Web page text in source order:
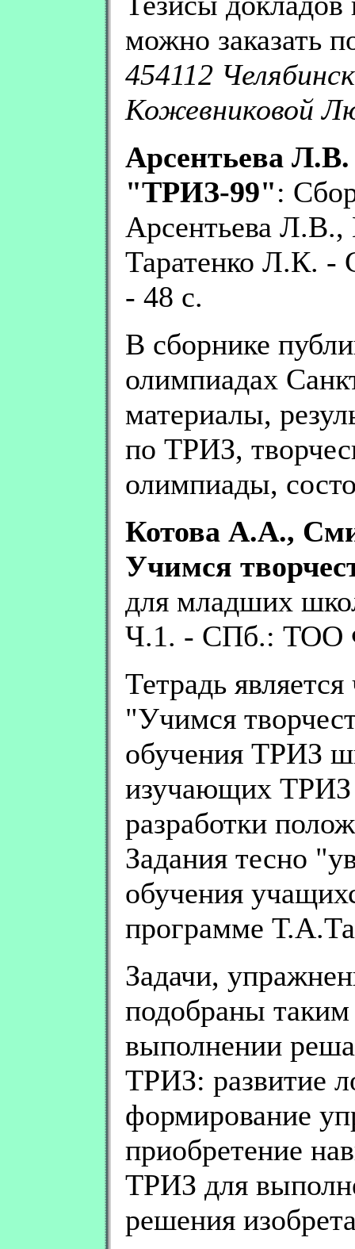
можно заказать
454112
Кожевниковой
Арсентьева
"ТРИЗ-99":
Арсентьева
Таратенко Л.К.
- 48 с.
В сборнике
олимпиадах
материалы,
по ТРИЗ,
олимпиады,
Котова А.А.,
Учимся
для младших
Ч.1. - СПб.: ТОО
Тетрадь
"Учимся
обучения ТРИЗ
изучающих ТРИЗ
разработки
Задания тесно
обучения
программе
Задачи,
подобраны
выполнении
ТРИЗ: развитие
формирование
приобретение
ТРИЗ для
решения